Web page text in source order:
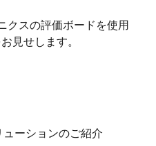
クスの評価ボードを使用
見せします。
ーションのご紹介